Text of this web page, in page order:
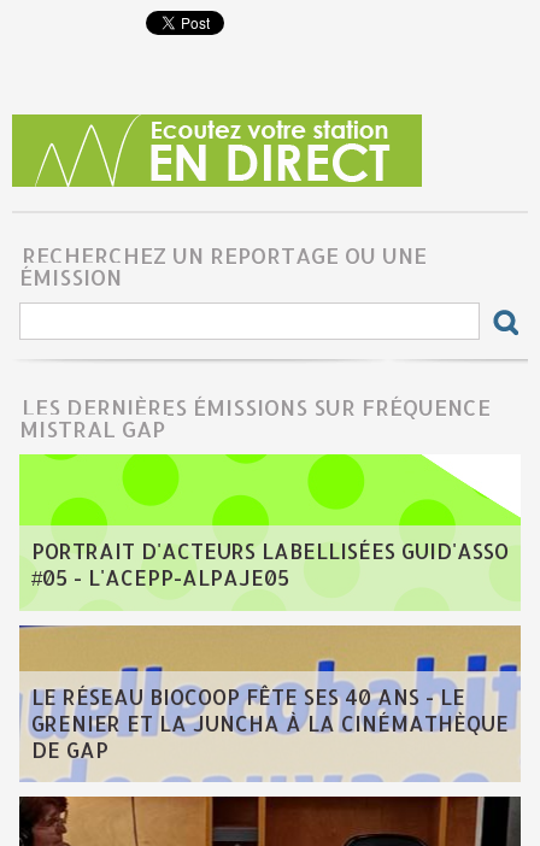
RECHERCHEZ UN REPORTAGE OU UNE
ÉMISSION
LES DERNIÈRES ÉMISSIONS SUR FRÉQUENCE
MISTRAL GAP
PORTRAIT D'ACTEURS LABELLISÉES GUID'ASSO
#05 - L'ACEPP-ALPAJE05
LE RÉSEAU BIOCOOP FÊTE SES 40 ANS - LE
GRENIER ET LA JUNCHA À LA CINÉMATHÈQUE
DE GAP